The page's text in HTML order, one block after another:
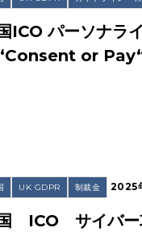
ICO パーソナラ
or
UK GDPR 制裁金 2025
ICO サイバー